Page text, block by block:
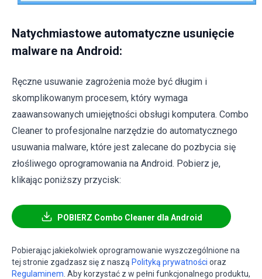
Natychmiastowe automatyczne usunięcie
malware na Android:
Ręczne usuwanie zagrożenia może być długim i
skomplikowanym procesem, który wymaga
zaawansowanych umiejętności obsługi komputera. Combo
Cleaner to profesjonalne narzędzie do automatycznego
usuwania malware, które jest zalecane do pozbycia się
złośliwego oprogramowania na Android. Pobierz je,
klikając poniższy przycisk:
POBIERZ Combo Cleaner dla Android
Pobierając jakiekolwiek oprogramowanie wyszczególnione na
tej stronie zgadzasz się z naszą Polityką prywatności oraz
Regulaminem . Aby korzystać z w pełni funkcjonalnego produktu,